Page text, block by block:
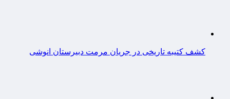
کشف کتیبه تاریخی در جریان مرمت دبیرستان انوشی